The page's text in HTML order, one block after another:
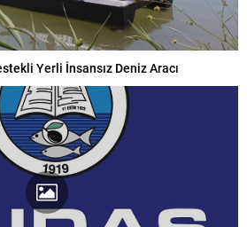
Yerli İnsansız Deniz Aracı